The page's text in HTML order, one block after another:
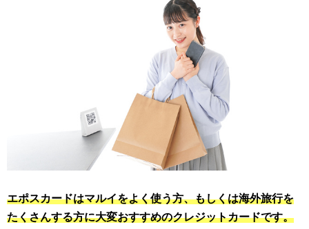
エポスカードはマルイをよく使う方、もしくは海外旅行を
たくさんする方に大変おすすめのクレジットカードです。